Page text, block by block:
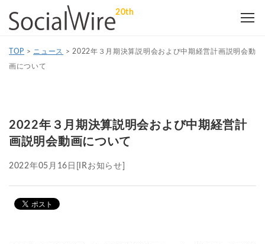
20th
TOP > ニュース > 2022年３月期決算説明会および中期経営計画説明会動
画について
2022年３月期決算説明会および中期経営計
画説明会動画について
2022年05月16日 [IRお知らせ]